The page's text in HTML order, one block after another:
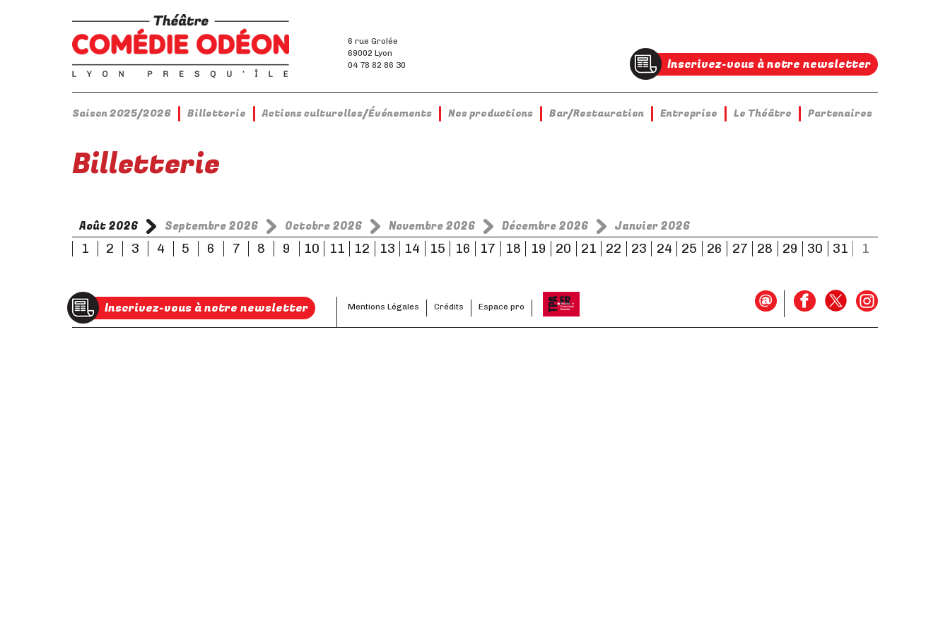
6 rue Grolée
69002 Lyon
04 78 82 86 30
Inscrivez-vous à notre newsletter
Saison 2025/2026 Billetterie Actions culturelles/Événements Nos productions Bar/Restauration Entreprise Le Théâtre Partenaires
Billetterie
Août 2026 Septembre 2026 Octobre 2026 Novembre 2026 Décembre 2026
Janvier 2026
1
2 3 4 5 6 7 8 9 10 11 12 13 14 15 16 17 18 19 20 21 22 23 24 25 26 27 28 29 30 31 1
Inscrivez-vous à notre newsletter Mentions Légales Crédits Espace pro